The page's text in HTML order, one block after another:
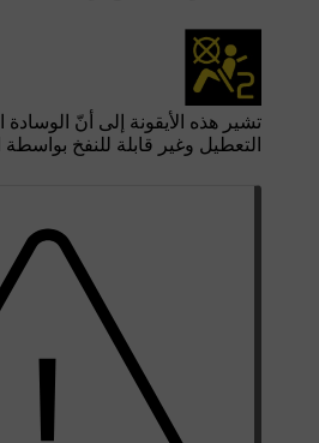
تشير هذه الأيقونة إلى أنّ الوسادة
التعطيل وغير قابلة للنفخ بواسطة